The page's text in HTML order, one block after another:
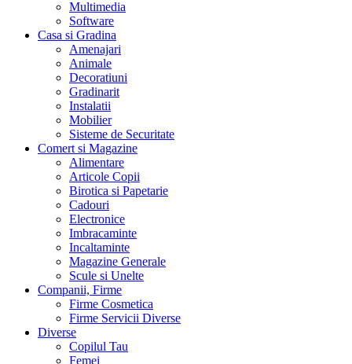
Multimedia
Software
Casa si Gradina
Amenajari
Animale
Decoratiuni
Gradinarit
Instalatii
Mobilier
Sisteme de Securitate
Comert si Magazine
Alimentare
Articole Copii
Birotica si Papetarie
Cadouri
Electronice
Imbracaminte
Incaltaminte
Magazine Generale
Scule si Unelte
Companii, Firme
Firme Cosmetica
Firme Servicii Diverse
Diverse
Copilul Tau
Femei